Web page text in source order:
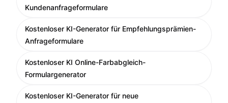
Kundenanfrageformulare
Kostenloser KI-Generator für Empfehlungsprämien-
Anfrageformulare
Kostenloser KI Online-Farbabgleich-
Formulargenerator
Kostenloser KI-Generator für neue